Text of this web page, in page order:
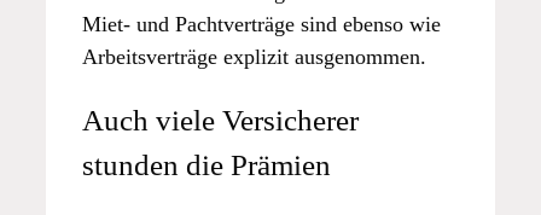
Miet- und Pachtverträge sind ebenso wie
Arbeitsverträge explizit ausgenommen.
Auch viele Versicherer
stunden die Prämien